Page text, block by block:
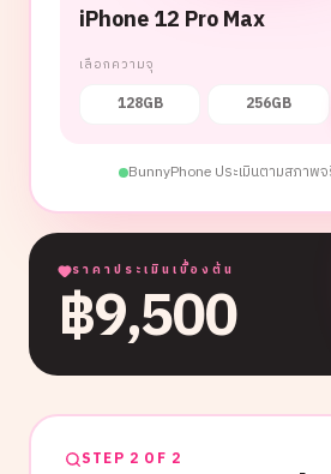
iPhone 12 Pro Max
เลือกความจุ
128GB 256GB
BunnyPhone ประเมินตามสภาพจ
ราคาประเมินเบื้องต้น
฿9,500
STEP 2 OF 2